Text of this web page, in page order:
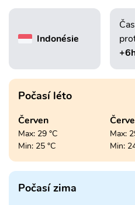
Indonésie
Počasí léto
Červen
Max: 29 °C
Min: 25 °C
Max:
Min:
Počasí zima